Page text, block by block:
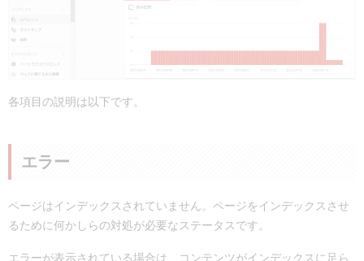
各項目の説明は以下です。
エラー
ページはインデックスされていません。ページをインデックスさせ
るために何かしらの対処が必要なステータスです。
エラーが表示されている場合は、コンテンツがインデックスに足ら